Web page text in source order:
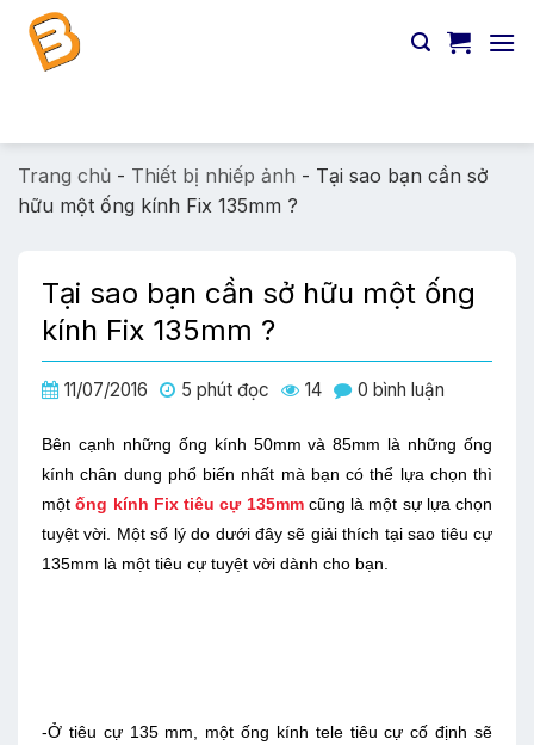
Chuyển
đến
Trang chủ - Thiết bị nhiếp ảnh - Tại sao bạn cần sở
hữu một ống kính Fix 135mm ?
Tại sao bạn cần sở hữu một ống
kính Fix 135mm ?
11/07/2016 5 phút đọc 14 0 bình luận
Bên cạnh những ống kính 50mm và 85mm là những ống
kính chân dung phổ biến nhất mà bạn có thể lựa chọn thì
mộtống kính Fix tiêu cự 135mmcũng là một sự lựa chọn
tuyệt vời. Một số lý do dưới đây sẽ giải thích tại sao tiêu cự
135mm là một tiêu cự tuyệt vời dành cho bạn.
-Ở tiêu cự 135 mm, một ống kính tele tiêu cự cố định sẽ